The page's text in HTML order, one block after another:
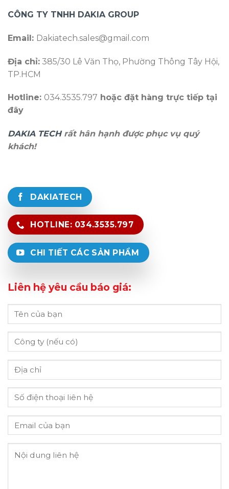
CÔNG TY TNHH DAKIA GROUP
Email: Dakiatech.sales@gmail.com
Địa chỉ: 385/30 Lê Văn Thọ, Phường Thông Tây Hội,
TP.HCM
Hotline: 034.3535.797 hoặc đặt hàng trực tiếp tại
đây
DAKIA TECHrất hân hạnh được phục vụ quý
khách!
DAKIATECH
HOTLINE: 034.3535.797
CHI TIẾT CÁC SẢN PHẨM
Liên hệ yêu cầu báo giá: